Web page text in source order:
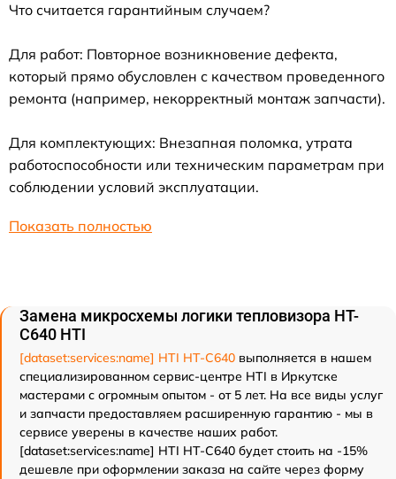
Что считается гарантийным случаем?
Для работ: Повторное возникновение дефекта,
который прямо обусловлен с качеством проведенного
ремонта (например, некорректный монтаж запчасти).
Для комплектующих: Внезапная поломка, утрата
работоспособности или техническим параметрам при
соблюдении условий эксплуатации.
Показать полностью
Замена микросхемы логики тепловизора HT-
C640 HTI
[dataset:services:name] HTI HT-C640 выполняется в нашем
специализированном сервис-центре HTI в Иркутске
мастерами с огромным опытом - от 5 лет. На все виды услуг
и запчасти предоставляем расширенную гарантию - мы в
сервисе уверены в качестве наших работ.
[dataset:services:name] HTI HT-C640 будет стоить на -15%
дешевле при оформлении заказа на сайте через форму